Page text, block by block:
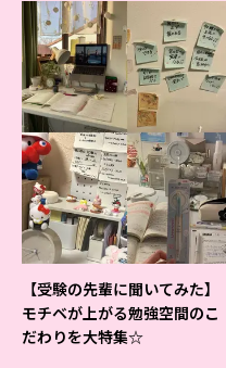
【受験の先輩に聞いてみた】
モチベが上がる勉強空間のこ
だわりを大特集☆